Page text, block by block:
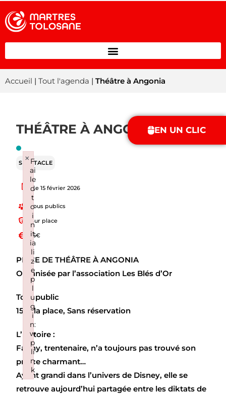
EN UN CLIC
Accueil | Tout l'agenda | Théâtre à Angonia
THÉÂTRE À ANGONIA
SPECTACLE
Le 15 février 2026
Tous publics
Sur place
15€
PIÈCE DE THÉÂTRE À ANGONIA
Organisée par l’association Les Blés d’Or
Tout public
15 € la place,Sans réservation
L’histoire :
Fanny, trentenaire, n’a toujours pas trouvé son
prince charmant…
Ayant grandi dans l’univers de Disney, elle se
retrouve aujourd’hui partagée entre les diktats de
F
ai
le
d
t
o
i
n
it
ia
li
z
e
p
l
u
g
i
n:
w
p
li
n
k
×
Failed to initialize plugin: wplink